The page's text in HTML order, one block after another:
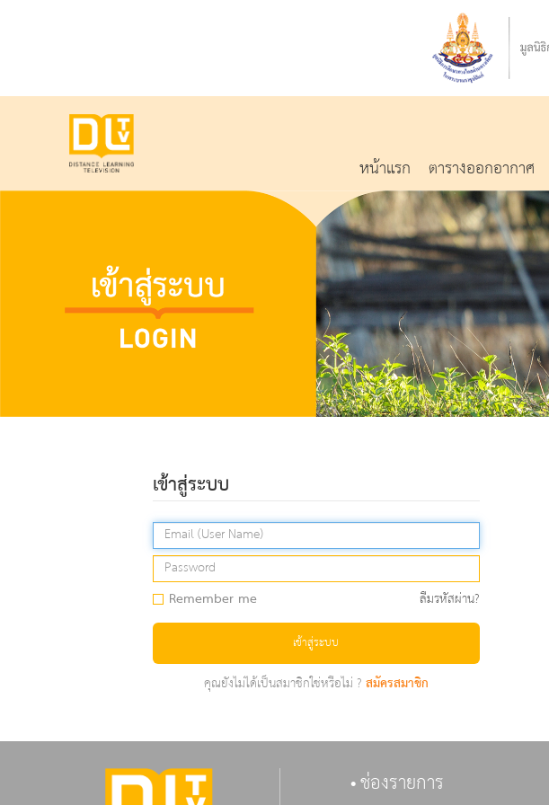
หน้าแรก ตารางออกอากาศ
เข้าสู่ระบบ
Remember me ลืมรหัสผ่าน?
เข้าสู่ระบบ
คุณยังไม่ได้เป็นสมาชิกใช่หรือไม่ ?สมัครสมาชิก
ช่องรายการ